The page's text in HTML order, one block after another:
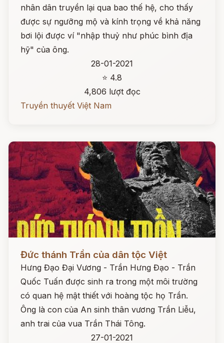
nhân dân truyền lại qua bao thế hệ, cho thấy
được sự ngưỡng mộ và kính trọng về khả năng
bơi lội được ví "nhập thuỷ như phúc bình địa
hỹ" của ông.
28-01-2021
⭐ 4.8
4,806 lượt đọc
Truyền thuyết Việt Nam
Đức thánh Trần của dân tộc Việt
Hưng Đạo Đại Vương - Trần Hưng Đạo - Trần
Quốc Tuấn được sinh ra trong một môi trường
có quan hệ mật thiết với hoàng tộc họ Trần.
Ông là con của An sinh thân vương Trần Liễu,
anh trai của vua Trần Thái Tông.
27-01-2021